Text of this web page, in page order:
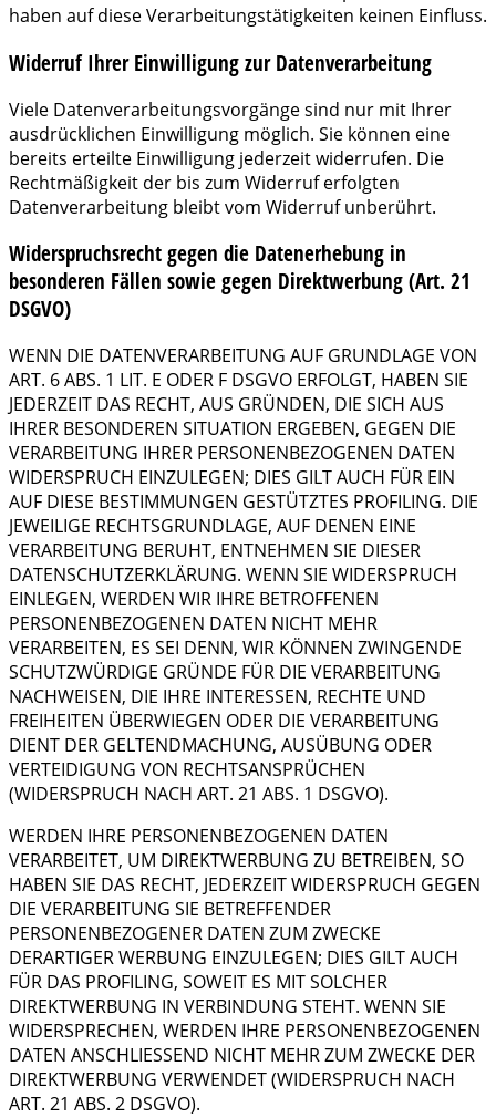
haben auf diese Verarbeitungstätigkeiten keinen Einfluss.
Widerruf Ihrer Einwilligung zur Datenverarbeitung
Viele Datenverarbeitungsvorgänge sind nur mit Ihrer
ausdrücklichen Einwilligung möglich. Sie können eine
bereits erteilte Einwilligung jederzeit widerrufen. Die
Rechtmäßigkeit der bis zum Widerruf erfolgten
Datenverarbeitung bleibt vom Widerruf unberührt.
Widerspruchsrecht gegen die Datenerhebung in
besonderen Fällen sowie gegen Direktwerbung (Art. 21
DSGVO)
WENN DIE DATENVERARBEITUNG AUF GRUNDLAGE VON
ART. 6 ABS. 1 LIT. E ODER F DSGVO ERFOLGT, HABEN SIE
JEDERZEIT DAS RECHT, AUS GRÜNDEN, DIE SICH AUS
IHRER BESONDEREN SITUATION ERGEBEN, GEGEN DIE
VERARBEITUNG IHRER PERSONENBEZOGENEN DATEN
WIDERSPRUCH EINZULEGEN; DIES GILT AUCH FÜR EIN
AUF DIESE BESTIMMUNGEN GESTÜTZTES PROFILING. DIE
JEWEILIGE RECHTSGRUNDLAGE, AUF DENEN EINE
VERARBEITUNG BERUHT, ENTNEHMEN SIE DIESER
DATENSCHUTZERKLÄRUNG. WENN SIE WIDERSPRUCH
EINLEGEN, WERDEN WIR IHRE BETROFFENEN
PERSONENBEZOGENEN DATEN NICHT MEHR
VERARBEITEN, ES SEI DENN, WIR KÖNNEN ZWINGENDE
SCHUTZWÜRDIGE GRÜNDE FÜR DIE VERARBEITUNG
NACHWEISEN, DIE IHRE INTERESSEN, RECHTE UND
FREIHEITEN ÜBERWIEGEN ODER DIE VERARBEITUNG
DIENT DER GELTENDMACHUNG, AUSÜBUNG ODER
VERTEIDIGUNG VON RECHTSANSPRÜCHEN
(WIDERSPRUCH NACH ART. 21 ABS. 1 DSGVO).
WERDEN IHRE PERSONENBEZOGENEN DATEN
VERARBEITET, UM DIREKTWERBUNG ZU BETREIBEN, SO
HABEN SIE DAS RECHT, JEDERZEIT WIDERSPRUCH GEGEN
DIE VERARBEITUNG SIE BETREFFENDER
PERSONENBEZOGENER DATEN ZUM ZWECKE
DERARTIGER WERBUNG EINZULEGEN; DIES GILT AUCH
FÜR DAS PROFILING, SOWEIT ES MIT SOLCHER
DIREKTWERBUNG IN VERBINDUNG STEHT. WENN SIE
WIDERSPRECHEN, WERDEN IHRE PERSONENBEZOGENEN
DATEN ANSCHLIESSEND NICHT MEHR ZUM ZWECKE DER
DIREKTWERBUNG VERWENDET (WIDERSPRUCH NACH
ART. 21 ABS. 2 DSGVO).